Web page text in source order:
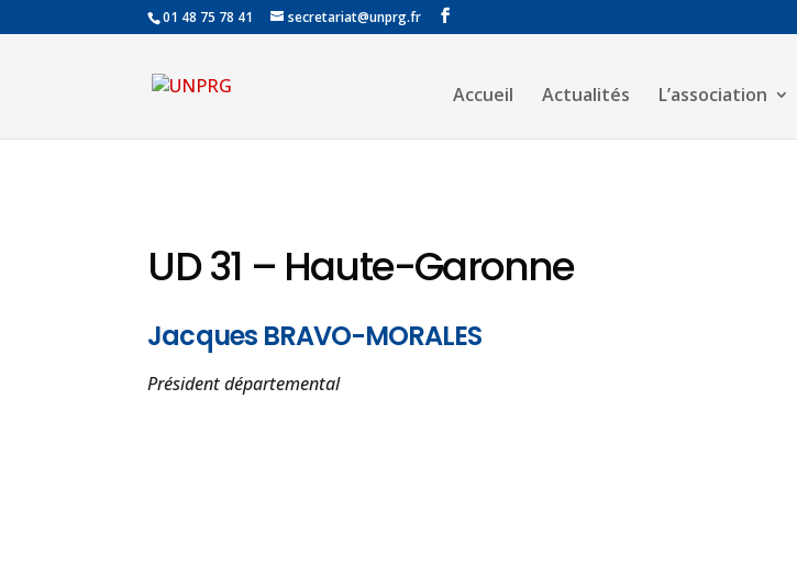
01 48 75 78 41 secretariat@unprg.fr
Accueil Actualités L’association
UD 31 – Haute-Garonne
Jacques BRAVO-MORALES
Président départemental